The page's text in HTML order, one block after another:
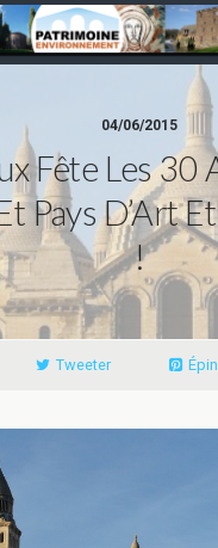
04/06/2015
Fête Les 30
Pays D’Art
!
Tweeter